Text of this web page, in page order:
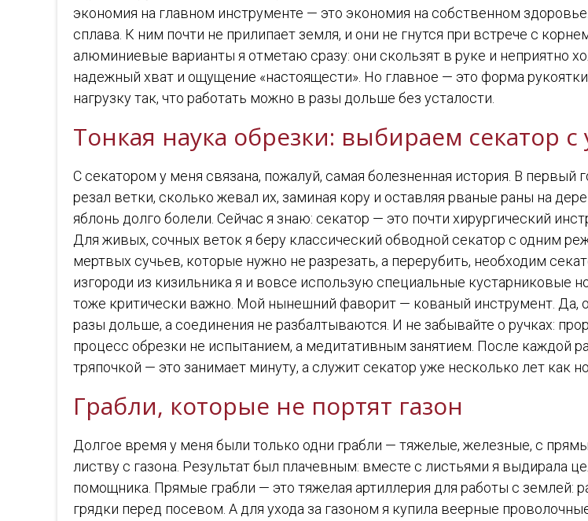
экономия на главном инструменте — это экономия на собственном
сплава. К ним почти не прилипает земля, и они не гнутся при встрече с
алюминиевые варианты я отметаю сразу: они скользят в руке и неприятно
надежный хват и ощущение «настоящести». Но главное — это форма
нагрузку так, что работать можно в разы дольше без усталости.
Тонкая наука обрезки: выбираем секатор
С секатором у меня связана, пожалуй, самая болезненная история. В
резал ветки, сколько жевал их, заминая кору и оставляя рваные раны на
яблонь долго болели. Сейчас я знаю: секатор — это почти хирургический
Для живых, сочных веток я беру классический обводной секатор с одним
мертвых сучьев, которые нужно не разрезать, а перерубить, необходим
изгороди из кизильника я и вовсе использую специальные кустарниковые
тоже критически важно. Мой нынешний фаворит — кованый инструмент. Да,
разы дольше, а соединения не разбалтываются. И не забывайте о ручках:
процесс обрезки не испытанием, а медитативным занятием. После каждой
тряпочкой — это занимает минуту, а служит секатор уже несколько лет как
Грабли, которые не портят газон
Долгое время у меня были только одни грабли — тяжелые, железные, с
листву с газона. Результат был плачевным: вместе с листьями я выдирала
помощника. Прямые грабли — это тяжелая артиллерия для работы с землей:
грядки перед посевом. А для ухода за газоном я купила веерные